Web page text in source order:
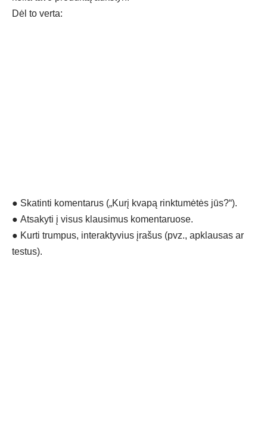
Dėl to verta:
● Skatinti komentarus („Kurį kvapą rinktumėtės jūs?“).
● Atsakyti į visus klausimus komentaruose.
● Kurti trumpus, interaktyvius įrašus (pvz., apklausas ar
testus).